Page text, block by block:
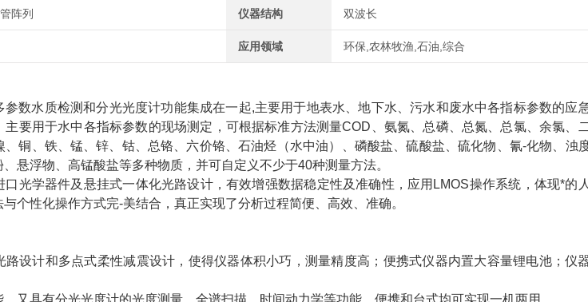
阵列 仪器结构 双波长
应用领域 环保,农林牧渔,石油,综合
参数水质检测和分光光度计功能集成在一起,主要用于地表水、地下水、污水和废水中各指标参数的应
要用于水中各指标参数的现场测定，可根据标准方法测量COD、氨氮、总磷、总氮、总氯、余氯、
铜、铁、锰、锌、钴、总铬、六价铬、石油烃（水中油）、磷酸盐、硫酸盐、硫化物、氰-化物、浊
悬浮物、高锰酸盐等多种物质，并可自定义不少于40种测量方法。
口光学器件及悬挂式一体化光路设计，有效增强数据稳定性及准确性，应用LMOS操作系统，体现*的
个性化操作方式完-美结合，真正实现了分析过程简便、高效、准确。
路设计和多点式柔性减震设计，使得仪器体积小巧，测量精度高；便携式仪器内置大容量锂电池；仪
又具有分光光度计的光度测量、全谱扫描、时间动力学等功能，便携和台式均可实现一机两用。